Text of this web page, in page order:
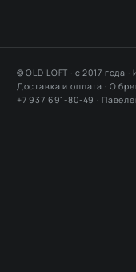
© OLD LOFT · с 2017
Доставка и оплата · О
+7 937 691-80-49 ·